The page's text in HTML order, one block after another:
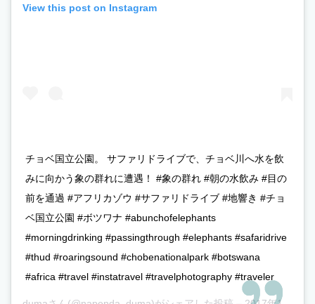
View this post on Instagram
チョベ国立公園。 サファリドライブで、チョベ川へ水を飲
みに向かう象の群れに遭遇！ #象の群れ #朝の水飲み #目の
前を通過 #アフリカゾウ #サファリドライブ #地響き #チョ
ベ国立公園 #ボツワナ #abunchofelephants
#morningdrinking #passingthrough #elephants #safaridrive
#thud #roaringsound #chobenationalpark #botswana
#africa #travel #instatravel #travelphotography #traveler